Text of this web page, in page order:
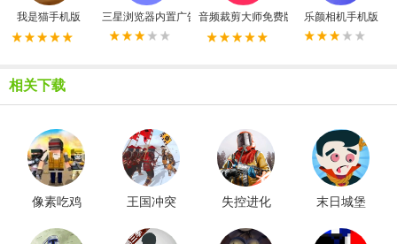
我是猫手机版 三星浏览器内置广告拦截器最新版
音频裁剪大师免费版 乐颜相机手机版
相关下载
像素吃鸡
王国冲突
失控进化
末日城堡